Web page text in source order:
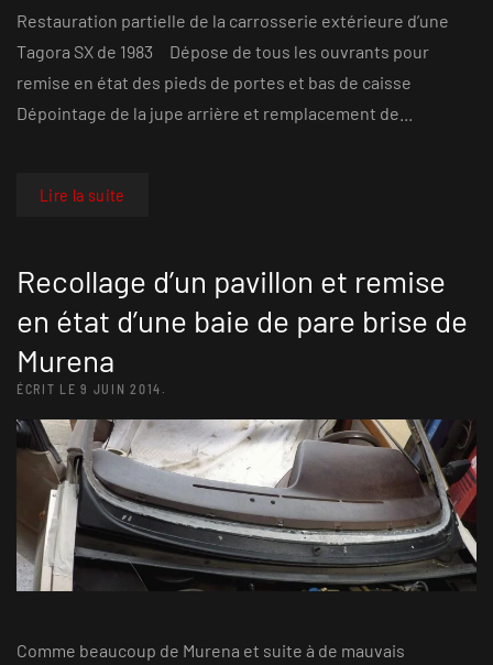
Restauration partielle de la carrosserie extérieure d’une
Tagora SX de 1983 Dépose de tous les ouvrants pour
remise en état des pieds de portes et bas de caisse
Dépointage de la jupe arrière et remplacement de...
Lire la suite
Recollage d’un pavillon et remise
en état d’une baie de pare brise de
Murena
ÉCRIT LE9 JUIN 2014
Comme beaucoup de Murena et suite à de mauvais